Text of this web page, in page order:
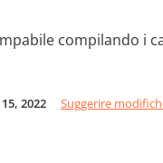
compilando i
2022 Suggerire